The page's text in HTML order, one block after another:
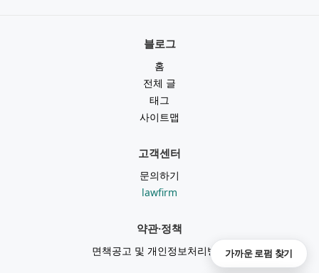
블로그
홈
전체 글
태그
사이트맵
고객센터
문의하기
lawfirm
약관·정책
면책공고 및 개인정보처리방침가까운 로펌 찾기